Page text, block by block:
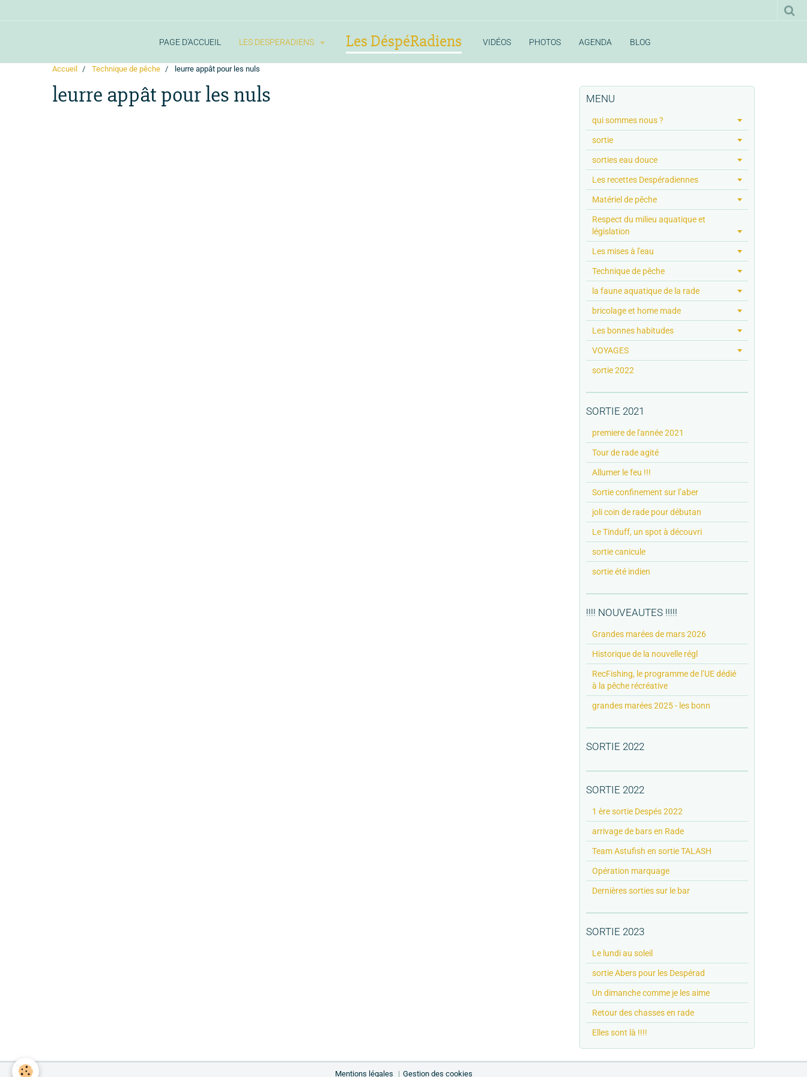
PAGE D'ACCUEIL LES DESPERADIENS Les DéspéRadiens VIDÉOS PHOTOS AGENDA BLOG
Accueil Technique de pêche leurre appât pour les nuls
leurre appât pour les nuls MENU
qui sommes nous ?
sortie
sorties eau douce
Les recettes Despéradiennes
Matériel de pêche
Respect du milieu aquatique et
législation
Les mises à l'eau
Technique de pêche
la faune aquatique de la rade
bricolage et home made
Les bonnes habitudes
VOYAGES
sortie 2022
SORTIE 2021
premiere de l'année 2021
Tour de rade agité
Allumer le feu !!!
Sortie confinement sur l’aber
joli coin de rade pour débutan
Le Tinduff, un spot à découvri
sortie canicule
sortie été indien
!!!! NOUVEAUTES !!!!!
Grandes marées de mars 2026
Historique de la nouvelle régl
RecFishing, le programme de l’UE dédié
à la pêche récréative
grandes marées 2025 - les bonn
SORTIE 2022
SORTIE 2022
1 ère sortie Despés 2022
arrivage de bars en Rade
Team Astufish en sortie TALASH
Opération marquage
Dernières sorties sur le bar
SORTIE 2023
Le lundi au soleil
sortie Abers pour les Despérad
Un dimanche comme je les aime
Retour des chasses en rade
Elles sont là !!!!
Mentions légales Gestion des cookies